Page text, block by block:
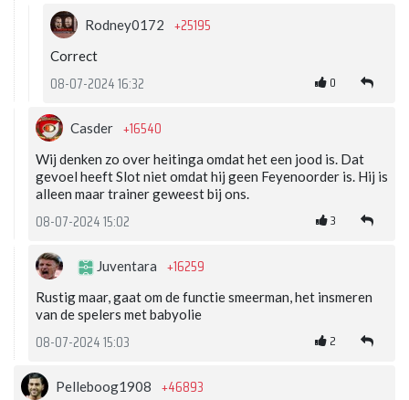
Rodney0172 +25195
Correct
08-07-2024 16:32 0
Casder +16540
Wij denken zo over heitinga omdat het een jood is. Dat
gevoel heeft Slot niet omdat hij geen Feyenoorder is. Hij is
alleen maar trainer geweest bij ons.
08-07-2024 15:02 3
Juventara +16259
Rustig maar, gaat om de functie smeerman, het insmeren
van de spelers met babyolie
08-07-2024 15:03 2
Pelleboog1908 +46893